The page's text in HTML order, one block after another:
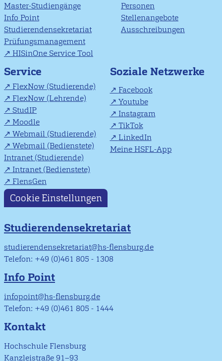
Master-Studiengänge
Info Point
Studierendensekretariat
Prüfungsmanagement
HISinOne Service Tool
Personen
Stellenangebote
Ausschreibungen
Service
FlexNow (Studierende)
FlexNow (Lehrende)
StudIP
Moodle
Webmail (Studierende)
Webmail (Bedienstete)
Intranet (Studierende)
Intranet (Bedienstete)
FlensGen
Soziale Netzwerke
Facebook
Youtube
Instagram
TikTok
LinkedIn
Meine HSFL-App
Cookie Einstellungen
Studierendensekretariat
studierendensekretariat@hs-flensburg.de
Telefon: +49 (0)461 805 - 1308
Info Point
infopoint@hs-flensburg.de
Telefon: +49 (0)461 805 - 1444
Kontakt
Hochschule Flensburg
Kanzleistraße 91–93